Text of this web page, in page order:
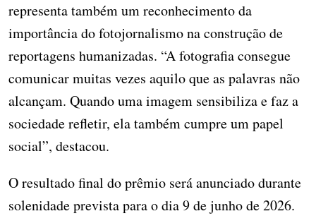
representa também um reconhecimento da
importância do fotojornalismo na construção de
reportagens humanizadas. “A fotografia consegue
comunicar muitas vezes aquilo que as palavras não
alcançam. Quando uma imagem sensibiliza e faz a
sociedade refletir, ela também cumpre um papel
social”, destacou.
O resultado final do prêmio será anunciado durante
solenidade prevista para o dia 9 de junho de 2026.